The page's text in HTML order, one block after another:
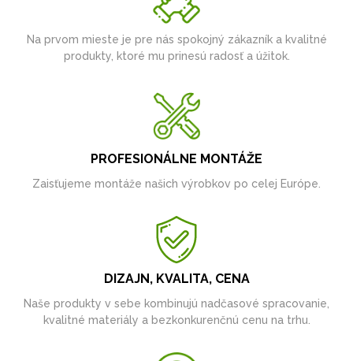
Na prvom mieste je pre nás spokojný zákazník a kvalitné
produkty, ktoré mu prinesú radosť a úžitok.
PROFESIONÁLNE MONTÁŽE
Zaisťujeme montáže našich výrobkov po celej Európe.
DIZAJN, KVALITA, CENA
Naše produkty v sebe kombinujú nadčasové spracovanie,
kvalitné materiály a bezkonkurenčnú cenu na trhu.